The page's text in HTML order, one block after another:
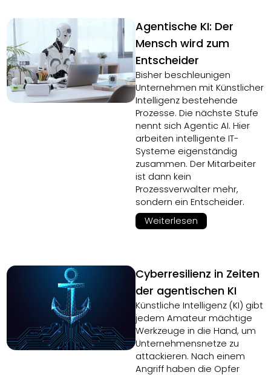
Agentische KI: Der
Mensch wird zum
Entscheider
Bisher beschleunigen
Unternehmen mit Künstlicher
Intelligenz bestehende
Prozesse. Die nächste Stufe
nennt sich Agentic AI. Hier
arbeiten intelligente IT-
Systeme eigenständig
zusammen. Der Mitarbeiter
ist dann kein
Prozessverwalter mehr,
sondern ein Entscheider.
Weiterlesen
Cyberresilienz in Zeiten
der agentischen KI
Künstliche Intelligenz (KI) gibt
jedem Amateur mächtige
Werkzeuge in die Hand, um
Unternehmensnetze zu
attackieren. Nach einem
Angriff haben die Opfer